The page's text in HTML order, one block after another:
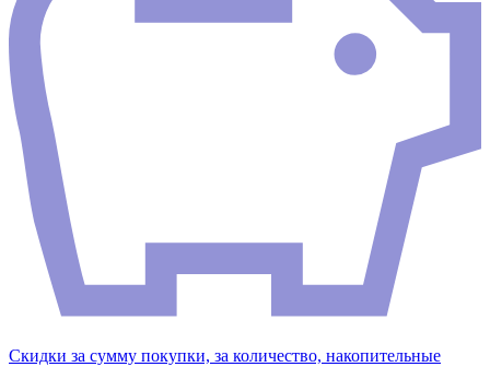
Скидки за сумму покупки, за количество, накопительные